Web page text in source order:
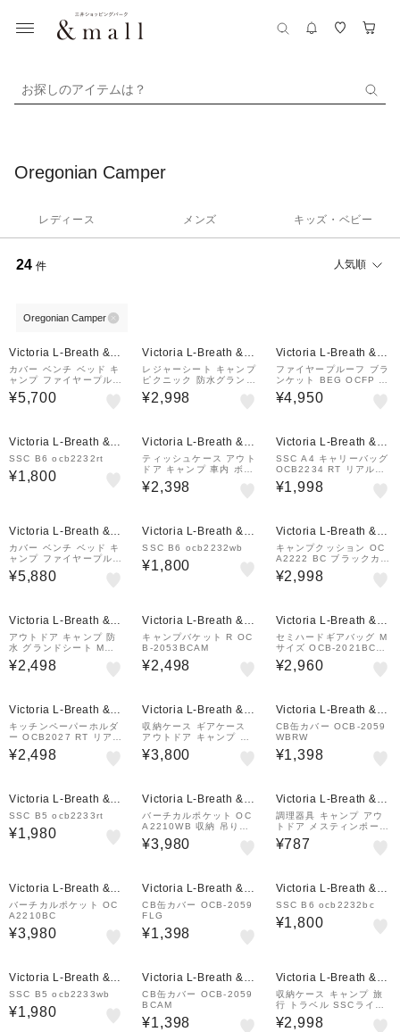
お探しのアイテムは？
Oregonian Camper
レディース メンズ キッズ・ベビー
24 件 人気順
Oregonian Camper
Victoria L-Breath &m
all店
カバー ベンチ ベッド キ
ャンプ ファイヤープルー
フ コットカバー R ヘッ
ジホッグ OCFP 015 HG
¥5,700
Victoria L-Breath &m
all店
レジャーシート キャンプ
ピクニック 防水グランド
シート Mサイズ フィッ
シュアイカモ OCB 225
¥2,998
Victoria L-Breath &m
all店
ファイヤープルーフ ブラ
ンケット BEG OCFP 5
11 BO
¥4,950
Victoria L-Breath &m
all店
SSC B6 ocb2232rt
¥1,800
Victoria L-Breath &m
all店
ティッシュケース アウト
ドア キャンプ 車内 ボッ
クスティッシュケース O
CB928SG
¥2,398
Victoria L-Breath &m
all店
SSC A4 キャリーバッグ
OCB2234 RT リアルツ
リー 収納 グリル 焚き火
台 小物 キャンプ アウト
¥1,998
Victoria L-Breath &m
all店
カバー ベンチ ベッド キ
ャンプ ファイヤープルー
フ コットカバー R コヨ
ーテ OCFP 015 CY 難
¥5,880
Victoria L-Breath &m
all店
SSC B6 ocb2232wb
¥1,800
Victoria L-Breath &m
all店
キャンプクッション OC
A2222 BC ブラックカモ
撥水加工 ソロキャンプ
アウトドア
¥2,998
Victoria L-Breath &m
all店
アウトドア キャンプ 防
水 グランドシート Mサ
イズ OCB2251SG
¥2,498
Victoria L-Breath &m
all店
キャンプバケット R OC
B-2053BCAM
¥2,498
Victoria L-Breath &m
all店
セミハードギアバッグ M
サイズ OCB-2021BCA
M
¥2,960
Victoria L-Breath &m
all店
キッチンペーパーホルダ
ー OCB2027 RT リアル
ツリー キッチンペーパー
収納 キッチン キャンプ
¥2,498
Victoria L-Breath &m
all店
収納ケース ギアケース
アウトドア キャンプ セ
ミハードギアバッグ Lサ
イズ OCB2040SG
¥3,800
Victoria L-Breath &m
all店
CB缶カバー OCB-2059
WBRW
¥1,398
Victoria L-Breath &m
all店
SSC B5 ocb2233rt
¥1,980
Victoria L-Breath &m
all店
バーチカルポケット OC
A2210WB 収納 吊り下
げ 小物入れ
¥3,980
Victoria L-Breath &m
all店
調理器具 キャンプ アウ
トドア メスティンポーチ
S OCB-808FLG
¥787
Victoria L-Breath &m
all店
バーチカルポケット OC
A2210BC
¥3,980
Victoria L-Breath &m
all店
CB缶カバー OCB-2059
FLG
¥1,398
Victoria L-Breath &m
all店
SSC B6 ocb2232bc
¥1,800
Victoria L-Breath &m
all店
SSC B5 ocb2233wb
¥1,980
Victoria L-Breath &m
all店
CB缶カバー OCB-2059
BCAM
¥1,398
Victoria L-Breath &m
all店
収納ケース キャンプ 旅
行 トラベル SSCライト
タフパック3 OCB2308
BC
¥2,998